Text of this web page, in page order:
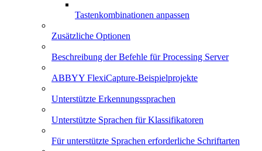
Tastenkombinationen anpassen
Zusätzliche Optionen
Beschreibung der Befehle für Processing Server
ABBYY FlexiCapture-Beispielprojekte
Unterstützte Erkennungssprachen
Unterstützte Sprachen für Klassifikatoren
Für unterstützte Sprachen erforderliche Schriftarten